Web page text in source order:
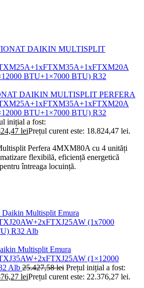
DAIKIN MULTISPLIT PERFERA
BTU+1×7000 BTU) R32
inițial a fost:
leiPrețul curent este: 18.824,47 lei.
Perfera 4MXM80A cu 4 unități
flexibilă, eficiență energetică
întreaga locuință.
Multisplit Emura
(1×12000
Alb 25.427,58lei Prețul inițial a fost:
leiPrețul curent este: 22.376,27 lei.